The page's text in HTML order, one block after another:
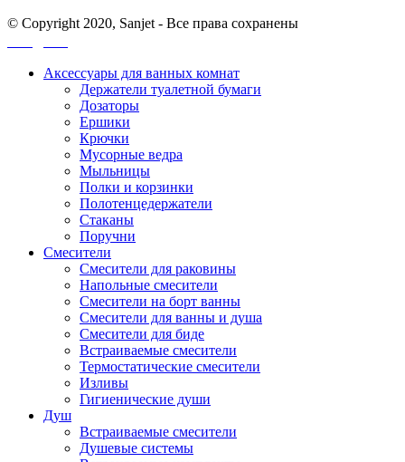
© Copyright 2020, Sanjet - Все права сохранены
Аксессуары для ванных комнат
Держатели туалетной бумаги
Дозаторы
Ершики
Крючки
Мусорные ведра
Мыльницы
Полки и корзинки
Полотенцедержатели
Стаканы
Поручни
Смесители
Смесители для раковины
Напольные смесители
Смесители на борт ванны
Смесители для ванны и душа
Смесители для биде
Встраиваемые смесители
Термостатические смесители
Изливы
Гигиенические души
Душ
Встраиваемые смесители
Душевые системы